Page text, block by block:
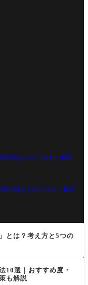
項目をわかりやすく解説
事内容をわかりやすく解説
とは？考え方と5つの
10選｜おすすめ度・
も解説